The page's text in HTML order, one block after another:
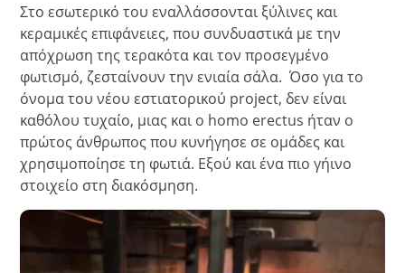
Στο εσωτερικό του εναλλάσσονται ξύλινες και
κεραμικές επιφάνειες, που συνδυαστικά με την
απόχρωση της τερακότα και τον προσεγμένο
φωτισμό, ζεσταίνουν την ενιαία σάλα. Όσο για το
όνομα του νέου εστιατορικού project, δεν είναι
καθόλου τυχαίο, μιας και ο homo erectus ήταν ο
πρώτος άνθρωπος που κυνήγησε σε ομάδες και
χρησιμοποίησε τη φωτιά. Εξού και ένα πιο γήινο
στοιχείο στη διακόσμηση.